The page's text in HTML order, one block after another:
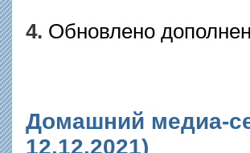
4. Обновлено
Домашний медиа-
12.12.2021)